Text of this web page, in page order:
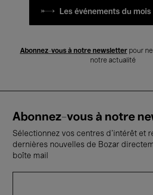
Les événements du
Abonnez-vous à notre newsletterpour ne
notre actualité
Abonnez-vous à notre
Sélectionnez vos centres d'intérêt et
dernières nouvelles de Bozar
boîte mail